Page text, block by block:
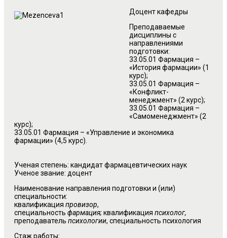
Доцент кафедры
Преподаваемые
дисциплины с
направлениями
подготовки:
33.05.01 Фармация –
«История фармации» (1
курс);
33.05.01 Фармация –
«Конфликт-
менеджмент» (2 курс);
33.05.01 Фармация –
«Самоменеджмент» (2
курс);
33.05.01 Фармация – «Управление и экономика
фармации» (4,5 курс).
Ученая степень: кандидат фармацевтических наук
Ученое звание: доцент
Наименование направления подготовки и (или)
специальности:
квалификация провизор,
специальность фармация;квалификация психолог,
преподаватель психологии, специальность психология
Стаж работы: